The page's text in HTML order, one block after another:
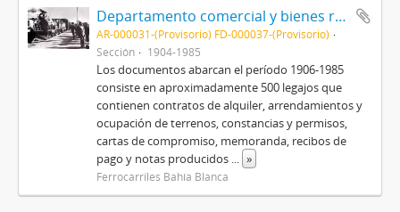
Departamento comercial y bienes raíces FCS-EFEA-Línea FC Gral. Roca
AR-000031-(Provisorio) FD-000037-(Provisorio)
Sección
1904-1985
Los documentos abarcan el período 1906-1985
consiste en aproximadamente 500 legajos que
contienen contratos de alquiler, arrendamientos y
ocupación de terrenos, constancias y permisos,
cartas de compromiso, memoranda, recibos de
pago y notas producidos ... »
Ferrocarriles Bahía Blanca